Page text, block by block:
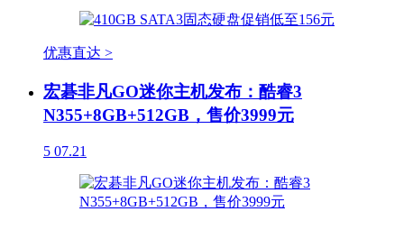
优惠直达 >
宏碁非凡GO迷你主机发布：酷睿3
N355+8GB+512GB，售价3999元
5 07.21